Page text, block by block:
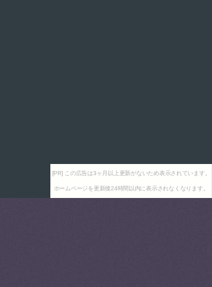
[PR] この広告は3ヶ月以上更新がないため表示されています。
ホームページを更新後24時間以内に表示されなくなります。